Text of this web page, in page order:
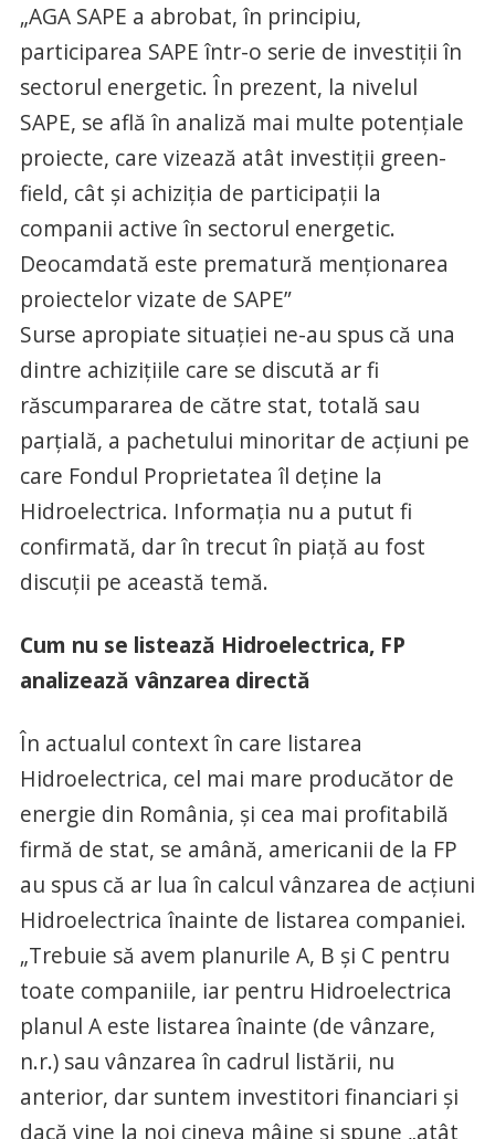
„AGA SAPE a abrobat, în principiu,
participarea SAPE într-o serie de investiții în
sectorul energetic. În prezent, la nivelul
SAPE, se află în analiză mai multe potențiale
proiecte, care vizează atât investiții green-
field, cât și achiziția de participații la
companii active în sectorul energetic.
Deocamdată este prematură menționarea
proiectelor vizate de SAPE”
Surse apropiate situaţiei ne-au spus că una
dintre achiziţiile care se discută ar fi
răscumpararea de către stat, totală sau
parţială, a pachetului minoritar de acţiuni pe
care Fondul Proprietatea îl deţine la
Hidroelectrica. Informaţia nu a putut fi
confirmată, dar în trecut în piaţă au fost
discuţii pe această temă.
Cum nu se listează Hidroelectrica, FP
analizează vânzarea directă
În actualul context în care listarea
Hidroelectrica, cel mai mare producător de
energie din România, şi cea mai profitabilă
firmă de stat, se amână, americanii de la FP
au spus că ar lua în calcul vânzarea de acţiuni
Hidroelectrica înainte de listarea companiei.
„Trebuie să avem planurile A, B şi C pentru
toate companiile, iar pentru Hidroelectrica
planul A este listarea înainte (de vânzare,
n.r.) sau vânzarea în cadrul listării, nu
anterior, dar suntem investitori financiari şi
dacă vine la noi cineva mâine şi spune „atât